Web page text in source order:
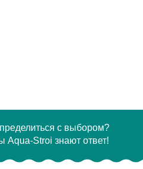
с выбором?
Aqua-Stroi знают ответ!